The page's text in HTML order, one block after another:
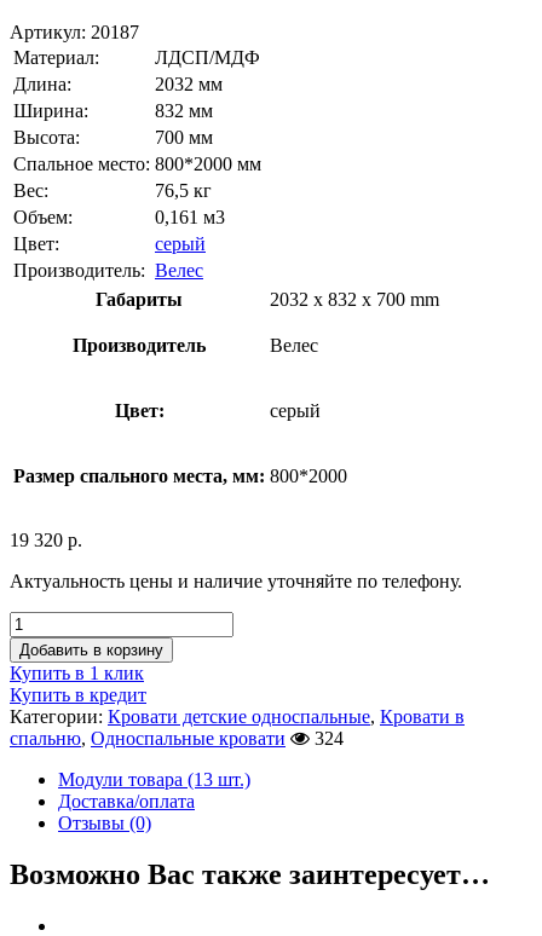
Артикул: 20187
Материал:
ЛДСП/МДФ
Длина:
2032 мм
Ширина:
832 мм
Высота:
700 мм
Спальное место: 800*2000 мм
Вес:
76,5 кг
Объем:
0,161 м3
Цвет:
серый
Производитель: Велес
Габариты
2032 x 832 x 700 mm
Производитель Велес
Цвет: серый
Размер спального места, мм: 800*2000
19 320 р.
Актуальность цены и наличие уточняйте по телефону.
Добавить в корзину
Купить в 1 клик
Купить в кредит
Категории: Кровати детские односпальные, Кровати в
спальню, Односпальные кровати
324
Модули товара (13 шт.)
Доставка/оплата
Отзывы (0)
Возможно Вас также заинтересует…